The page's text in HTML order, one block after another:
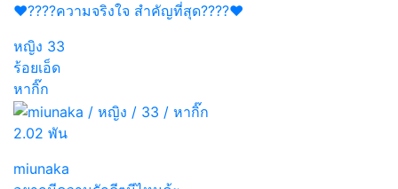
❤️????ความจริงใจ สำคัญที่สุด????❤️
หญิง 33
ร้อยเอ็ด
หากิ๊ก
2.02 พัน
miunaka